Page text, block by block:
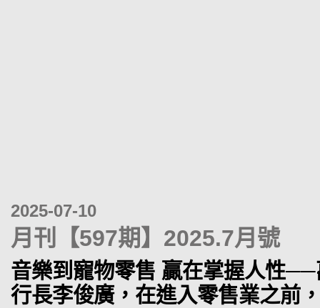
2025-07-10
月刊【597期】2025.7月號
音樂到寵物零售 贏在掌握人性
行長李俊廣，在進入零售業之